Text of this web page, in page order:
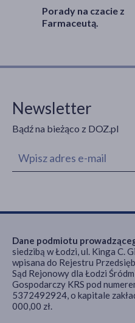
Porady na czacie z
Farmaceutą.
Newsletter
Bądź na bieżąco z DOZ.pl
Dane podmiotu
siedzibą w Łodzi, ul. Kinga C.
wpisana do Rejestru
Sąd Rejonowy dla Łodzi
Gospodarczy KRS pod
5372492924, o kapitale
000,00 zł.